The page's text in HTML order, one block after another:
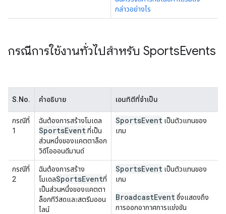
กล่าวอย่างไร
กรณีการใช้งานทั่วไปสำหรับ SportsEvents
S.No. คำอธิบาย เอนทิตีที่จำเป็น
กรณีที่
1
ฉันต้องการสร้างโมเดล
SportsEventที่เป็น
ส่วนหนึ่งของแคตตาล็อก
วิดีโอออนดีมานด์
SportsEvent เป็นตัวแทนของ
เกม
กรณีที่
2
ฉันต้องการสร้าง
โมเดลSportsEventที่
เป็นส่วนหนึ่งของแคตตา
ล็อกทีวีสดและสตรีมออน
ไลน์
SportsEvent เป็นตัวแทนของ
เกม
BroadcastEventซึ่งแสดงถึง
การออกอากาศการแข่งขัน